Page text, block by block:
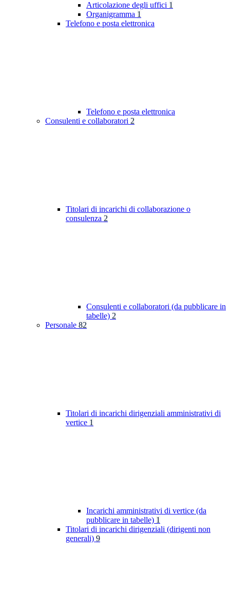
Articolazione degli uffici 1
Organigramma 1
Telefono e posta elettronica
Telefono e posta elettronica
Consulenti e collaboratori 2
Titolari di incarichi di collaborazione o
consulenza 2
Consulenti e collaboratori (da pubblicare in
tabelle) 2
Personale 82
Titolari di incarichi dirigenziali amministrativi di
vertice 1
Incarichi amministrativi di vertice (da
pubblicare in tabelle) 1
Titolari di incarichi dirigenziali (dirigenti non
generali) 9